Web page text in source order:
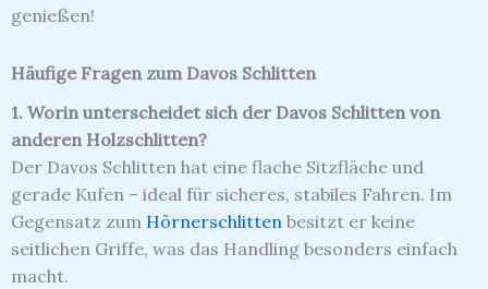
genießen!
Häufige Fragen zum Davos Schlitten
1. Worin unterscheidet sich der Davos Schlitten von
anderen Holzschlitten?
Der Davos Schlitten hat eine flache Sitzfläche und
gerade Kufen – ideal für sicheres, stabiles Fahren. Im
Gegensatz zum Hörnerschlitten besitzt er keine
seitlichen Griffe, was das Handling besonders einfach
macht.